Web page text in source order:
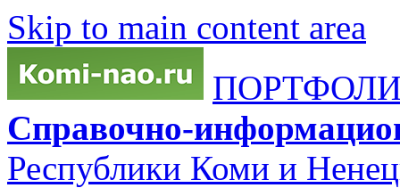
Skip to main content area
Справочно-
Республики Коми и